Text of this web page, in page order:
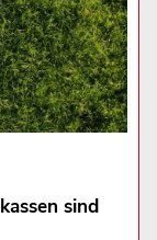
sind